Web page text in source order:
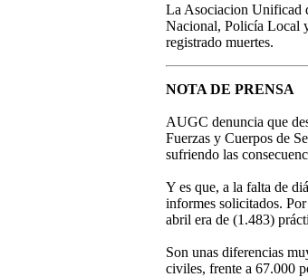
La Asociacion Unificad
Nacional, Policía Local
registrado muertes.
NOTA DE PRENSA
AUGC denuncia que
Fuerzas y Cuerpos de
sufriendo las
Y es que, a la falta de
informes solicitados.
abril era de (1.483)
Son unas diferencias
civiles, frente a 67.000